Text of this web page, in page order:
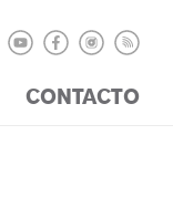
CONTACTO